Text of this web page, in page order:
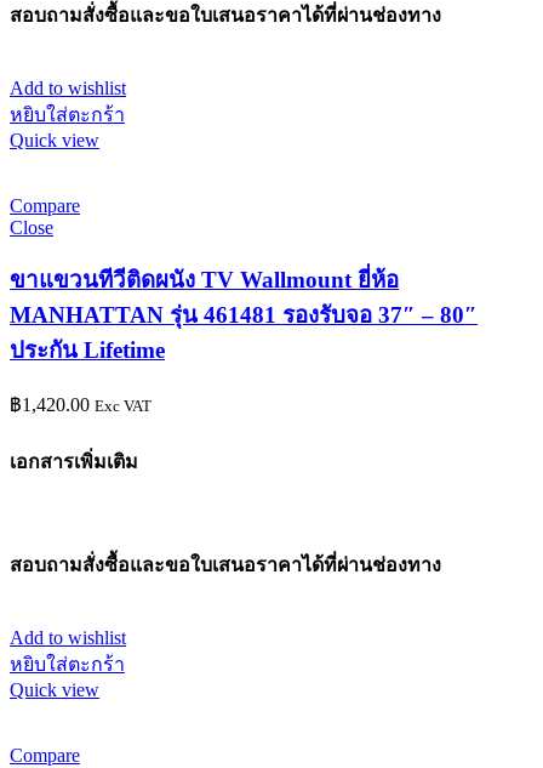
สอบถามสั่งซื้อและขอใบเสนอราคาได้ที่ผ่านช่องทาง
Add to wishlist
หยิบใส่ตะกร้า
Quick view
Compare
Close
ขาแขวนทีวีติดผนัง TV Wallmount ยี่ห้อ
MANHATTAN รุ่น 461481 รองรับจอ 37″ – 80″
ประกัน Lifetime
฿1,420.00 Exc VAT
เอกสารเพิ่มเติม
สอบถามสั่งซื้อและขอใบเสนอราคาได้ที่ผ่านช่องทาง
Add to wishlist
หยิบใส่ตะกร้า
Quick view
Compare